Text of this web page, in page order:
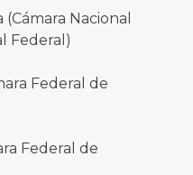
Nacional
Federal)
Federal de
Federal de